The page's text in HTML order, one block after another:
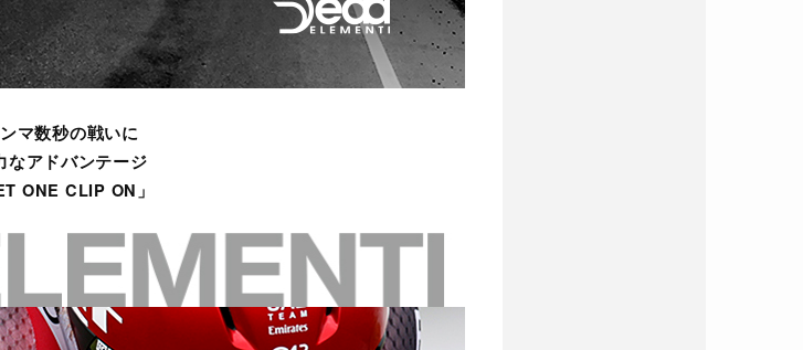
マ数秒の戦いに
なアドバンテージ
ONE CLIP ON」